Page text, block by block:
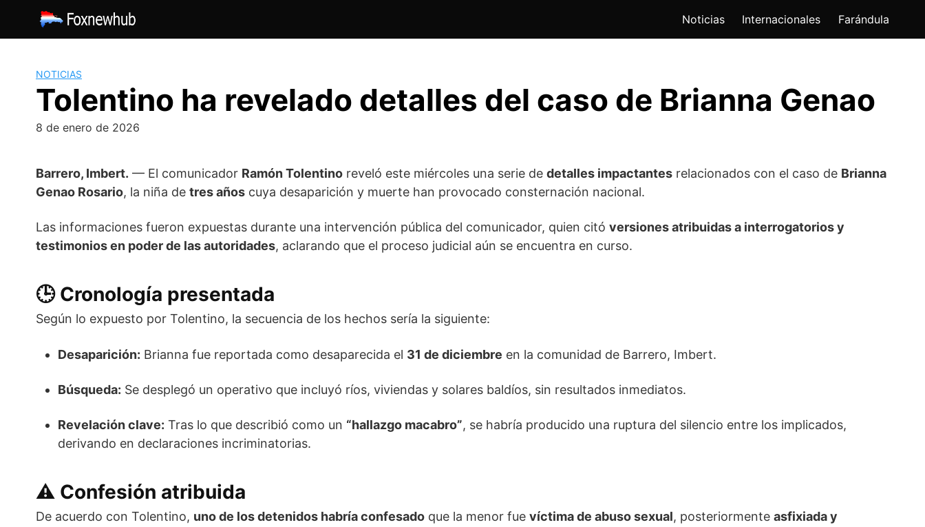
contenido
Noticias Internacionales Farándula
NOTICIAS
Tolentino ha revelado detalles del caso de Brianna Genao
8 de enero de 2026
Barrero, Imbert. — El comunicador Ramón Tolentino reveló este miércoles una serie de detalles impactantes relacionados con el caso de Brianna
Genao Rosario, la niña de tres años cuya desaparición y muerte han provocado consternación nacional.
Las informaciones fueron expuestas durante una intervención pública del comunicador, quien citó versiones atribuidas a interrogatorios y
testimonios en poder de las autoridades, aclarando que el proceso judicial aún se encuentra en curso.
🕒 Cronología presentada
Según lo expuesto por Tolentino, la secuencia de los hechos sería la siguiente:
Desaparición: Brianna fue reportada como desaparecida el 31 de diciembre en la comunidad de Barrero, Imbert.
Búsqueda: Se desplegó un operativo que incluyó ríos, viviendas y solares baldíos, sin resultados inmediatos.
Revelación clave: Tras lo que describió como un “hallazgo macabro”, se habría producido una ruptura del silencio entre los implicados,
derivando en declaraciones incriminatorias.
⚠️ Confesión atribuida
De acuerdo con Tolentino, uno de los detenidos habría confesado que la menor fue víctima de abuso sexual, posteriormente asfixiada y